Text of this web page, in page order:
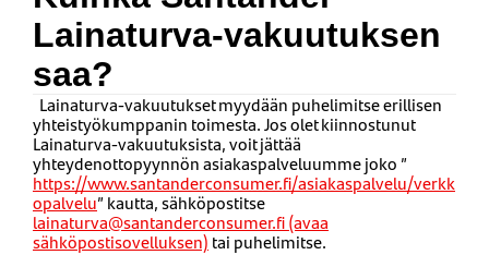
Lainaturva-vakuutuksen
saa?
Lainaturva-vakuutukset myydään puhelimitse erillisen
yhteistyökumppanin toimesta. Jos olet kiinnostunut
Lainaturva-vakuutuksista, voit jättää
yhteydenottopyynnön asiakaspalveluumme joko ”
https://www.santanderconsumer.fi/asiakaspalvelu/verkk
opalvelu” kautta, sähköpostitse
lainaturva@santanderconsumer.fi (avaa
sähköpostisovelluksen) tai puhelimitse.